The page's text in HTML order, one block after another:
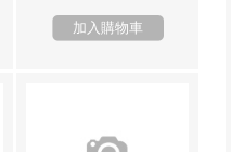
加入購物車